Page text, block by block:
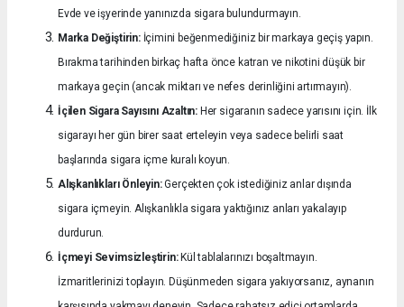
Evde ve işyerinde yanınızda sigara bulundurmayın.
Marka Değiştirin:İçimini beğenmediğiniz bir markaya geçiş yapın.
Bırakma tarihinden birkaç hafta önce katran ve nikotini düşük bir
markaya geçin (ancak miktarı ve nefes derinliğini artırmayın).
İçilen Sigara Sayısını Azaltın: Her sigaranın sadece yarısını için. İlk
sigarayı her gün birer saat erteleyin veya sadece belirli saat
başlarında sigara içme kuralı koyun.
Alışkanlıkları Önleyin:Gerçekten çok istediğiniz anlar dışında
sigara içmeyin. Alışkanlıkla sigara yaktığınız anları yakalayıp
durdurun.
İçmeyi Sevimsizleştirin:Kül tablalarınızı boşaltmayın.
İzmaritlerinizi toplayın. Düşünmeden sigara yakıyorsanız, aynanın